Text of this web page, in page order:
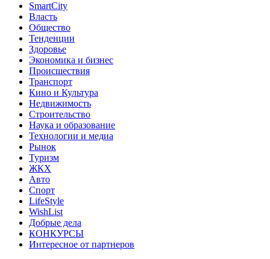
SmartCity
Власть
Общество
Тенденции
Здоровье
Экономика и бизнес
Происшествия
Транспорт
Кино и Культура
Недвижимость
Строительство
Наука и образование
Технологии и медиа
Рынок
Туризм
ЖКХ
Авто
Спорт
LifeStyle
WishList
Добрые дела
КОНКУРСЫ
Интересное от партнеров